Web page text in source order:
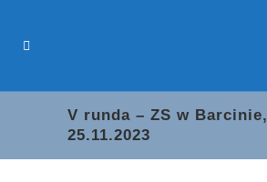
V runda – ZS w Barcinie,
25.11.2023